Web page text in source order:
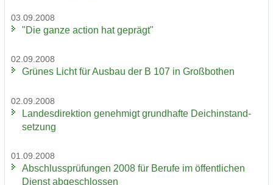
03.09.2008
"Die ganze ac­tion hat ge­prägt"
02.09.2008
Grü­nes Licht für Aus­bau der B 107 in Groß­bo­then
02.09.2008
Lan­des­di­rek­ti­on ge­neh­migt grund­haf­te Deich­in­stand­
set­zung
01.09.2008
Ab­schluss­prü­fun­gen 2008 für Be­ru­fe im öf­fent­li­chen
Dienst ab­ge­schlos­sen